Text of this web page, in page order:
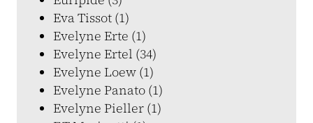
Eva Tissot (1)
Evelyne Erte (1)
Evelyne Ertel (34)
Evelyne Loew (1)
Evelyne Panato (1)
Evelyne Pieller (1)